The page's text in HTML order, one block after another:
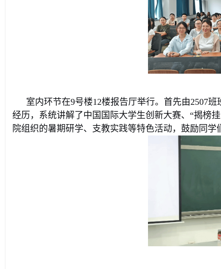
室内环节在9号楼12楼报告厅举行。首先由2507
经历，系统讲解了中国国际大学生创新大赛、“揭榜
院组织的暑期研学、支教实践等特色活动，鼓励同